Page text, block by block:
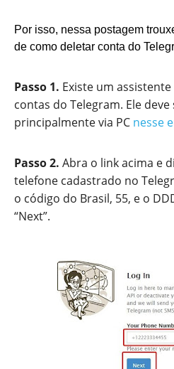
Por isso, nessa postagem
de como deletar conta do
Passo 1. Existe um
contas do Telegram. Ele deve
principalmente via PC nesse
Passo 2. Abra o link acima e
telefone cadastrado no
o código do Brasil, 55, e o
“Next”.